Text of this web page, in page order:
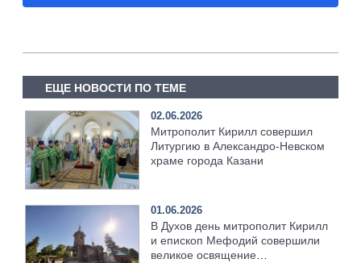
ЕЩЕ НОВОСТИ ПО ТЕМЕ
02.06.2026
Митрополит Кирилл совершил
Литургию в Александро-Невском
храме города Казани
01.06.2026
В Духов день митрополит Кирилл
и епископ Мефодий совершили
великое освящение